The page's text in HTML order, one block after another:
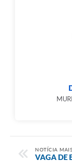
NOTÍCIA
VAGA DE